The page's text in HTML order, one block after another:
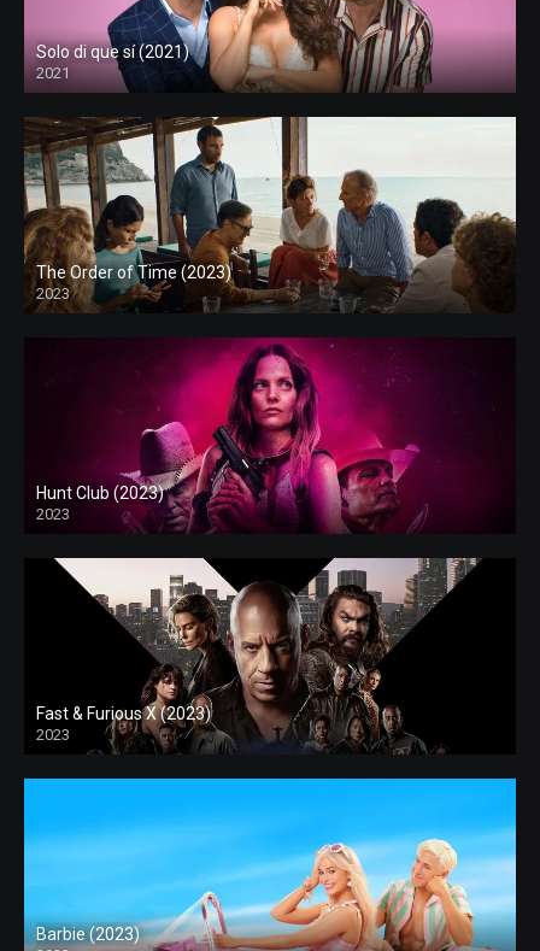
Solo di que sí (2021)
2021
The Order of Time (2023)
2023
Hunt Club (2023)
2023
Fast & Furious X (2023)
2023
Barbie (2023)